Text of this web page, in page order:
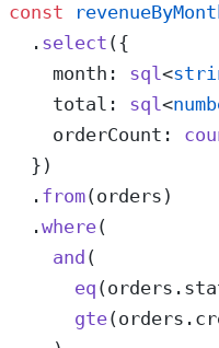
const
  .
select ({
    month:
sql <
    total:
sql <
    orderCount:
  })
  .
from(orders)
  .
where(
    and
(
      eq
      gte